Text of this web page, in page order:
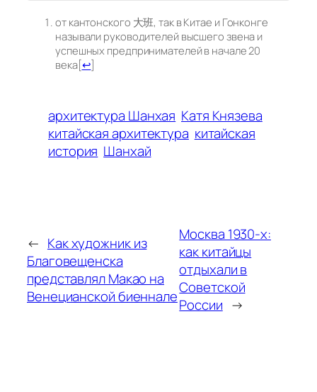
от кантонского 大班, так в Китае и Гонконге
называли руководителей высшего звена и
успешных предпринимателей в начале 20
века[↩]
архитектура Шанхая Катя Князева
китайская архитектура китайская
история Шанхай
← Как художник из
Благовещенска
представлял Макао на
Венецианской биеннале
Москва 1930-х:
как китайцы
отдыхали в
Советской
России →